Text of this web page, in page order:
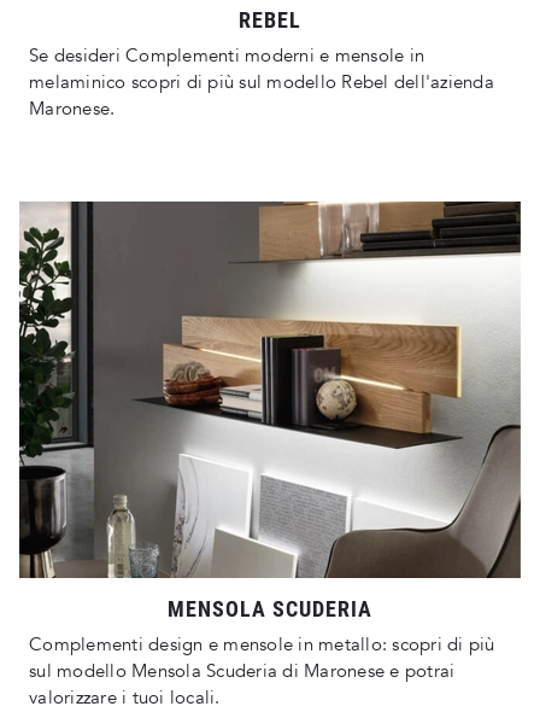
REBEL
Se desideri Complementi moderni e mensole in
melaminico scopri di più sul modello Rebel dell'azienda
Maronese.
MENSOLA SCUDERIA
Complementi design e mensole in metallo: scopri di più
sul modello Mensola Scuderia di Maronese e potrai
valorizzare i tuoi locali.